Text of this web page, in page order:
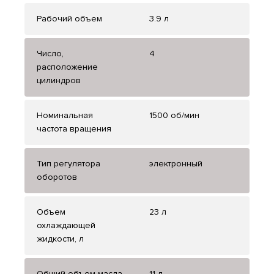
Рабочий объем 3.9 л
Число,
расположение
цилиндров
4
Номинальная
частота вращения
1500 об/мин
Тип регулятора
оборотов
электронный
Объем
охлаждающей
жидкости, л
23 л